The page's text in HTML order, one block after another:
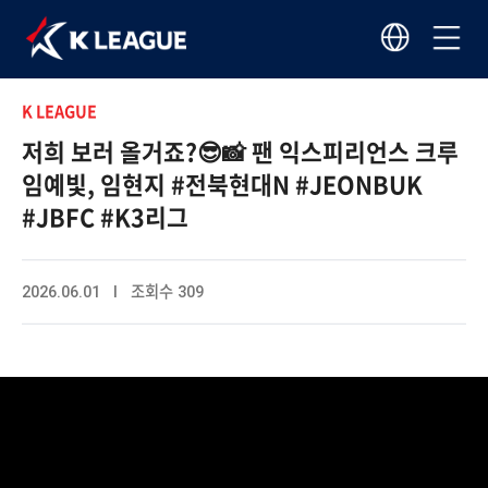
K LEAGUE
저희 보러 올거죠?😎📸 팬 익스피리언스 크루
임예빛, 임현지 #전북현대N #JEONBUK
#JBFC #K3리그
2026.06.01 I 조회수 309